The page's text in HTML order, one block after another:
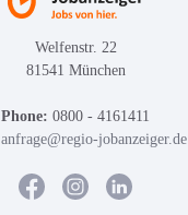
Welfenstr. 22
81541 München
Phone: 0800 - 4161411
anfrage@regio-jobanzeiger.de